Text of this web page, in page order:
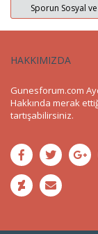
Sporun Sosyal
HAKKIMIZDA
Gunesforum.com
Hakkında merak
tartışabilirsiniz.